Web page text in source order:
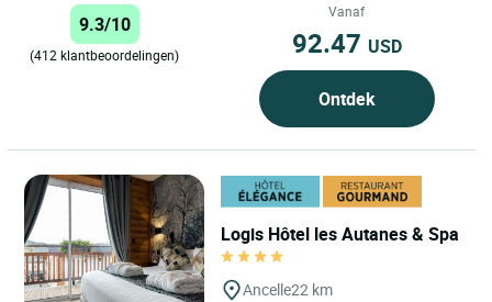
9.3/10
(412 klantbeoordelingen)
Vanaf
92.47 USD
Ontdek
Logis Hôtel les Autanes & Spa
Ancelle22 km